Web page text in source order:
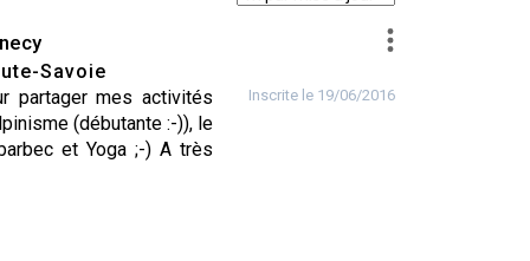
Savoie
partager mes activités
(débutante :-)), le
et Yoga ;-) A très
Inscrite le 19/06/2016